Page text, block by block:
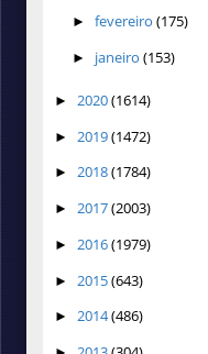
► fevereiro (175)
► janeiro (153)
► 2020(1614)
► 2019(1472)
► 2018(1784)
► 2017(2003)
► 2016(1979)
► 2015(643)
► 2014(486)